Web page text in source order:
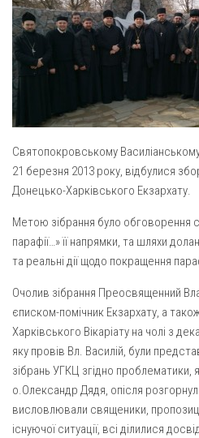
Архистратига Михаїла
Покрови Пресвятої
Преображенська
Парафія Благовіщення
Золочів)
(Красноград)
Парохії Полтавської області
Всіх Святих
Свято-Юріївська
Архистратига Михаїла
Благовіщення
Введення у храм
Вознесіння ГНІХ (с.
Вознесіння
Пророка Іллі (смт. Білики)
Газета Християнський голос
Надруковані числа
Молитви
Рух pro-life
Святопокровському
21 березня 2013 року, відбулися
Донецько-Харківського Екзархату.
Метою зібрання було обговорення
парафії…» її напрямки, та шляхи
та реальні дії щодо покращення
Очолив зібрання Преосвященний
єписком-помічник Екзархату, а
Харківського Вікаріату на чолі з
яку провів Вл. Василій, були
зібрань УГКЦ згідно проблематики,
о.Олександр Дядя, опісля
висловлювали священики,
існуючої ситуації, всі ділилися